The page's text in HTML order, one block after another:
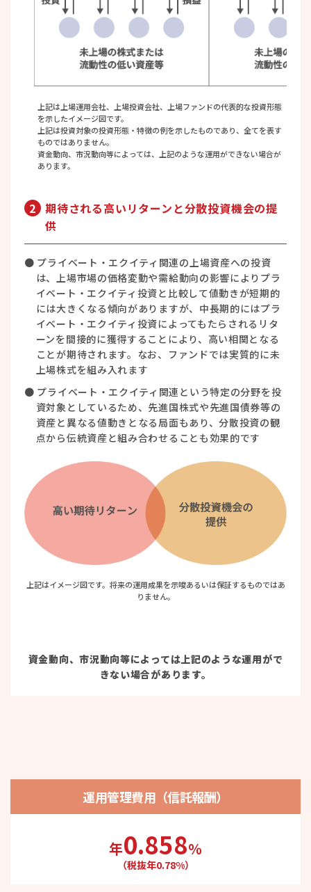
上記は上場運用会社、上場投資会社、上場ファンドの代表的な投資形態
を示したイメージ図です。
上記は投資対象の投資形態・特徴の例を示したものであり、全てを表す
ものではありません。
資金動向、市況動向等によっては、上記のような運用ができない場合が
あります。
2 期待される高いリターンと分散投資機会の提
供
● プライベート・エクイティ関連の上場資産への投資
は、上場市場の価格変動や需給動向の影響によりプラ
イベート・エクイティ投資と比較して値動きが短期的
には大きくなる傾向がありますが、中⾧期的にはプラ
イベート・エクイティ投資によってもたらされるリタ
ーンを間接的に獲得することにより、高い相関となる
ことが期待されます。なお、ファンドでは実質的に未
上場株式を組み入れます
● プライベート・エクイティ関連という特定の分野を投
資対象としているため、先進国株式や先進国債券等の
資産と異なる値動きとなる局面もあり、分散投資の観
点から伝統資産と組み合わせることも効果的です
上記はイメージ図です。将来の運用成果を示唆あるいは保証するものではあ
りません。
資金動向、市況動向等によっては上記のような運用がで
きない場合があります。
運用管理費用（信託報酬）
年0.858％
（税抜年0.78%）